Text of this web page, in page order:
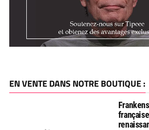
EN VENTE DANS NOTRE BOUTIQUE :